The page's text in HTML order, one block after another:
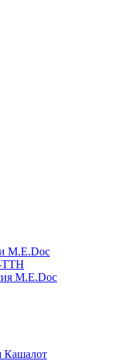
M.E.Doc
ТТН
M.E.Doc
Кашалот